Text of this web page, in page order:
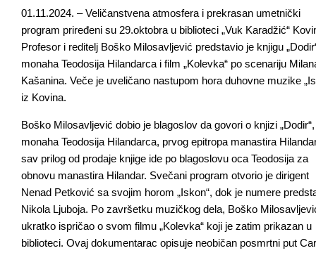
01.11.2024. – Veličanstvena atmosfera i prekrasan umetnički
program priređeni su 29.oktobra u biblioteci „Vuk Karadžić“
Profesor i reditelj Boško Milosavljević predstavio je knjigu
monaha Teodosija Hilandarca i film „Kolevka“ po scenariju
Kašanina. Veče je uveličano nastupom hora duhovne muzike
iz Kovina.
Boško Milosavljević dobio je blagoslov da govori o knjizi „Dodir“,
monaha Teodosija Hilandarca, prvog epitropa manastira
sav prilog od prodaje knjige ide po blagoslovu oca Teodosija za
obnovu manastira Hilandar. Svečani program otvorio je dirigent
Nenad Petković sa svojim horom „Iskon“, dok je numere
Nikola Ljuboja. Po završetku muzičkog dela, Boško
ukratko ispričao o svom filmu „Kolevka“ koji je zatim prikazan u
biblioteci. Ovaj dokumentarac opisuje neobičan posmrtni put